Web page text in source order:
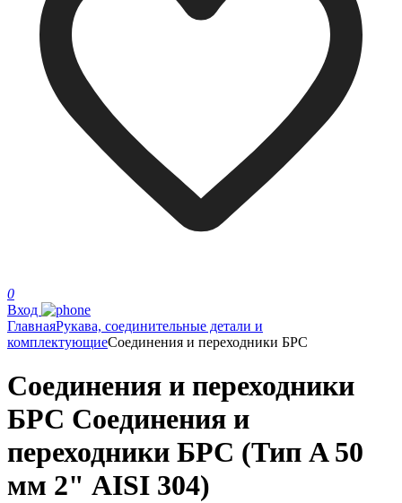
0
Вход
ГлавнаяРукава, соединительные детали и
комплектующиеСоединения и переходники БРС
Соединения и переходники
БРС Соединения и
переходники БРС (Тип A 50
мм 2" AISI 304)